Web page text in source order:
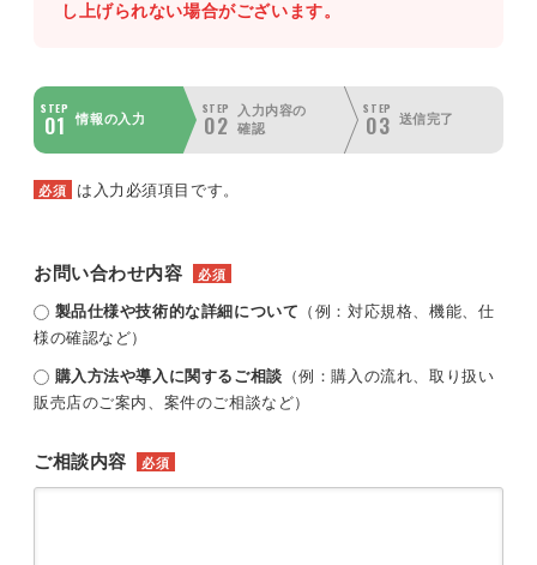
し上げられない場合がございます。
STEP
01 情報の入力
STEP
02
入力内容の
確認
STEP
03 送信完了
必須 は入力必須項目です。
お問い合わせ内容 必須
製品仕様や技術的な詳細について （例：対応規格、機能、仕
様の確認など）
購入方法や導入に関するご相談 （例：購入の流れ、取り扱い
販売店のご案内、案件のご相談など）
ご相談内容 必須